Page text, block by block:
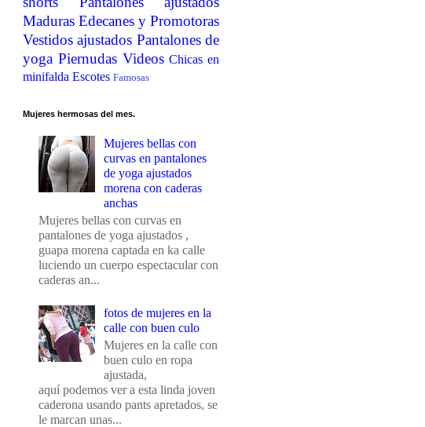
Maduras Edecanes y Promotoras
Vestidos ajustados Pantalones de
yoga Piernudas Videos Chicas en
minifalda Escotes Famosas
Mujeres hermosas del mes.
Mujeres bellas con
curvas en pantalones
de yoga ajustados
morena con caderas
anchas
Mujeres bellas con curvas en
pantalones de yoga ajustados ,
guapa morena captada en ka calle
luciendo un cuerpo espectacular con
caderas an...
fotos de mujeres en la
calle con buen culo
Mujeres en la calle con
buen culo en ropa
ajustada,
aquí podemos ver a esta linda joven
caderona usando pants apretados, se
le marcan unas...